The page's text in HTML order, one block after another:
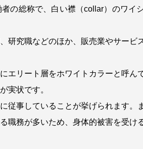
の総称で、白い襟（collar）のワイ
研究職などのほか、販売業やサービ
エリート層をホワイトカラーと呼ん
実状です。
従事していることが挙げられます。
職務が多いため、身体的被害を受け